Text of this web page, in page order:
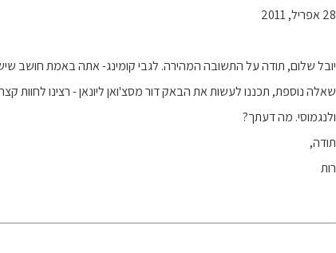
28 אפריל, 2011
יובל שלום, תודה על התשובה המהירה. לגבי קומינג- אתה באמת חושב
שאלה נוספת, תכננו לעשות את הבאק דור מסצ'ואן ליונאן - רצינו לחוות
ולנגמוסי. מה דעתך?
תודה,
רות